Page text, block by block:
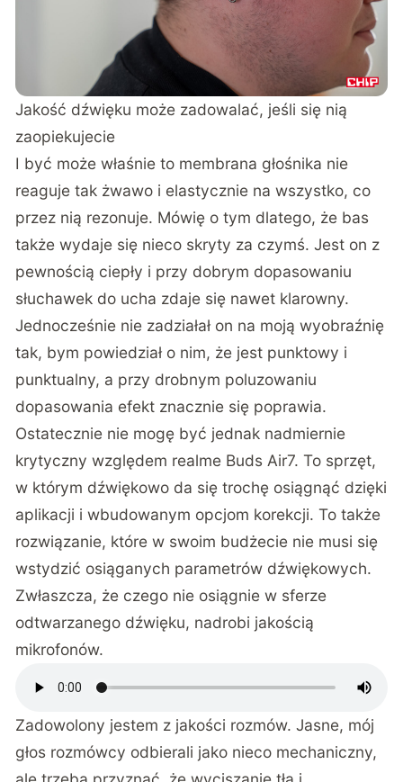
Jakość dźwięku może zadowalać, jeśli się nią
zaopiekujecie
I być może właśnie to membrana głośnika nie
reaguje tak żwawo i elastycznie na wszystko, co
przez nią rezonuje. Mówię o tym dlatego, że bas
także wydaje się nieco skryty za czymś. Jest on z
pewnością ciepły i przy dobrym dopasowaniu
słuchawek do ucha zdaje się nawet klarowny.
Jednocześnie nie zadziałał on na moją wyobraźnię
tak, bym powiedział o nim, że jest punktowy i
punktualny, a przy drobnym poluzowaniu
dopasowania efekt znacznie się poprawia.
Ostatecznie nie mogę być jednak nadmiernie
krytyczny względem realme Buds Air7. To sprzęt,
w którym dźwiękowo da się trochę osiągnąć dzięki
aplikacji i wbudowanym opcjom korekcji. To także
rozwiązanie, które w swoim budżecie nie musi się
wstydzić osiąganych parametrów dźwiękowych.
Zwłaszcza, że czego nie osiągnie w sferze
odtwarzanego dźwięku, nadrobi jakością
mikrofonów.
Zadowolony jestem z jakości rozmów. Jasne, mój
głos rozmówcy odbierali jako nieco mechaniczny,